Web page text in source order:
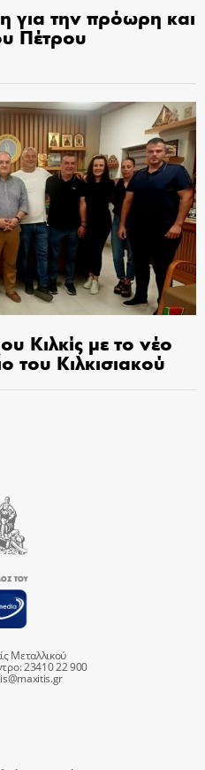
για την πρόωρη και
Πέτρου
Κιλκίς με το νέο
του Κιλκισιακού
Μεταλλικού
23410 22 900